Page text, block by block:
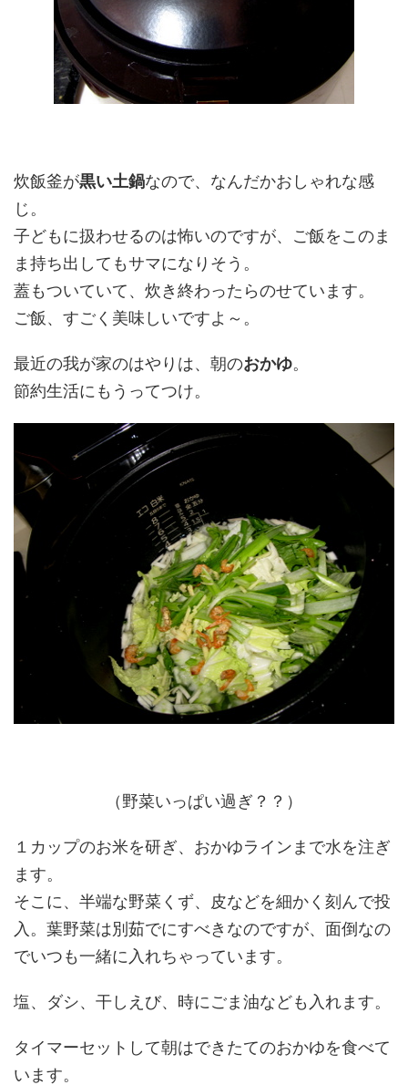
炊飯釜が黒い土鍋なので、なんだかおしゃれな感
じ。
子どもに扱わせるのは怖いのですが、ご飯をこのま
ま持ち出してもサマになりそう。
蓋もついていて、炊き終わったらのせています。
ご飯、すごく美味しいですよ～。
最近の我が家のはやりは、朝のおかゆ。
節約生活にもうってつけ。
（野菜いっぱい過ぎ？？）
１カップのお米を研ぎ、おかゆラインまで水を注ぎ
ます。
そこに、半端な野菜くず、皮などを細かく刻んで投
入。葉野菜は別茹でにすべきなのですが、面倒なの
でいつも一緒に入れちゃっています。
塩、ダシ、干しえび、時にごま油なども入れます。
タイマーセットして朝はできたてのおかゆを食べて
います。